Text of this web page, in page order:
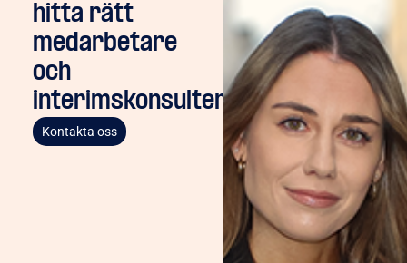
hitta rätt
medarbetare
och
interimskonsulter
Kontakta oss